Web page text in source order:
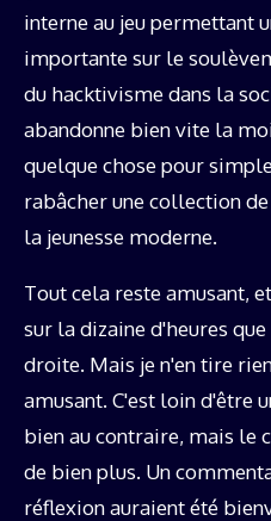
interne au jeu permettant
importante sur le
du hacktivisme dans la
abandonne bien vite la
quelque chose pour
rabâcher une collection
la jeunesse moderne.
Tout cela reste amusant,
sur la dizaine d'heures
droite. Mais je n'en tire
amusant. C'est loin d'être
bien au contraire, mais le
de bien plus. Un
réflexion auraient été